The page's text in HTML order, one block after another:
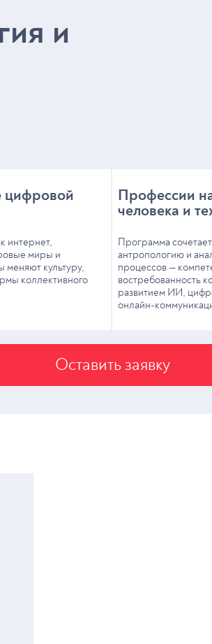
и
цифровой
интернет,
миры и
культуру,
коллективного
Профессии
человека и
Программа
антропологию и
процессов —
востребованность
развитием ИИ,
онлайн-
Оставить заявку